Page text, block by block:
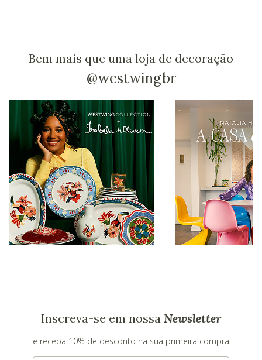
Bem mais que uma loja de decoração
@westwingbr
Inscreva-se em nossa Newsletter
e receba 10% de desconto na sua primeira compra